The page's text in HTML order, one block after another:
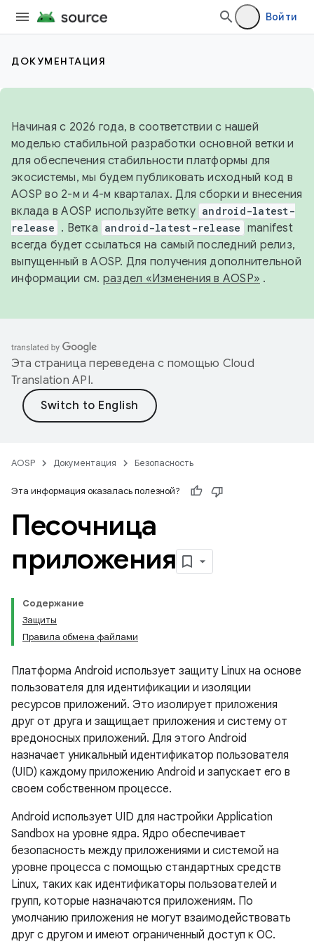
Войти
ДОКУМЕНТАЦИЯ
Начиная с 2026 года, в соответствии с нашей
моделью стабильной разработки основной ветки и
для обеспечения стабильности платформы для
экосистемы, мы будем публиковать исходный код в
AOSP во 2-м и 4-м кварталах. Для сборки и внесения
вклада в AOSP используйте ветку android-latest-
release . Ветка android-latest-release manifest
всегда будет ссылаться на самый последний релиз,
выпущенный в AOSP. Для получения дополнительной
информации см. раздел «Изменения в AOSP» .
Эта страница переведена с помощью Cloud
Translation API.
AOSP Документация Безопасность
Эта информация оказалась полезной?
Песочница
приложения
Содержание
Защиты
Правила обмена файлами
Платформа Android использует защиту Linux на основе
пользователя для идентификации и изоляции
ресурсов приложений. Это изолирует приложения
друг от друга и защищает приложения и систему от
вредоносных приложений. Для этого Android
назначает уникальный идентификатор пользователя
(UID) каждому приложению Android и запускает его в
своем собственном процессе.
Android использует UID для настройки Application
Sandbox на уровне ядра. Ядро обеспечивает
безопасность между приложениями и системой на
уровне процесса с помощью стандартных средств
Linux, таких как идентификаторы пользователей и
групп, которые назначаются приложениям. По
умолчанию приложения не могут взаимодействовать
друг с другом и имеют ограниченный доступ к ОС.